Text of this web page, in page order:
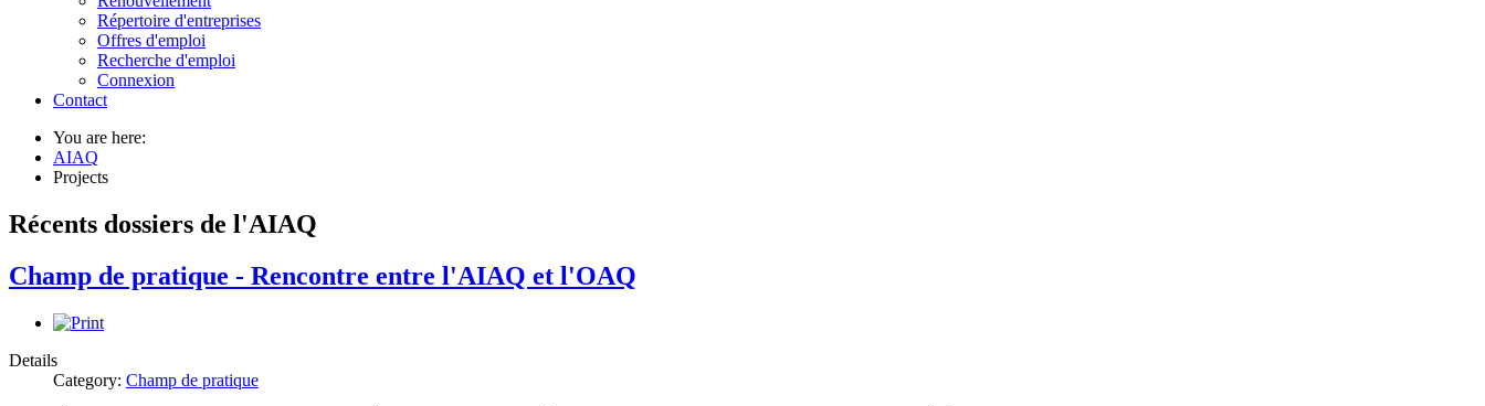
Répertoire d'entreprises
Offres d'emploi
Recherche d'emploi
Connexion
Contact
You are here:
AIAQ
Projects
Récents dossiers de l'AIAQ
Champ de pratique - Rencontre entre l'AIAQ et l'OAQ
Details
Category: Champ de pratique